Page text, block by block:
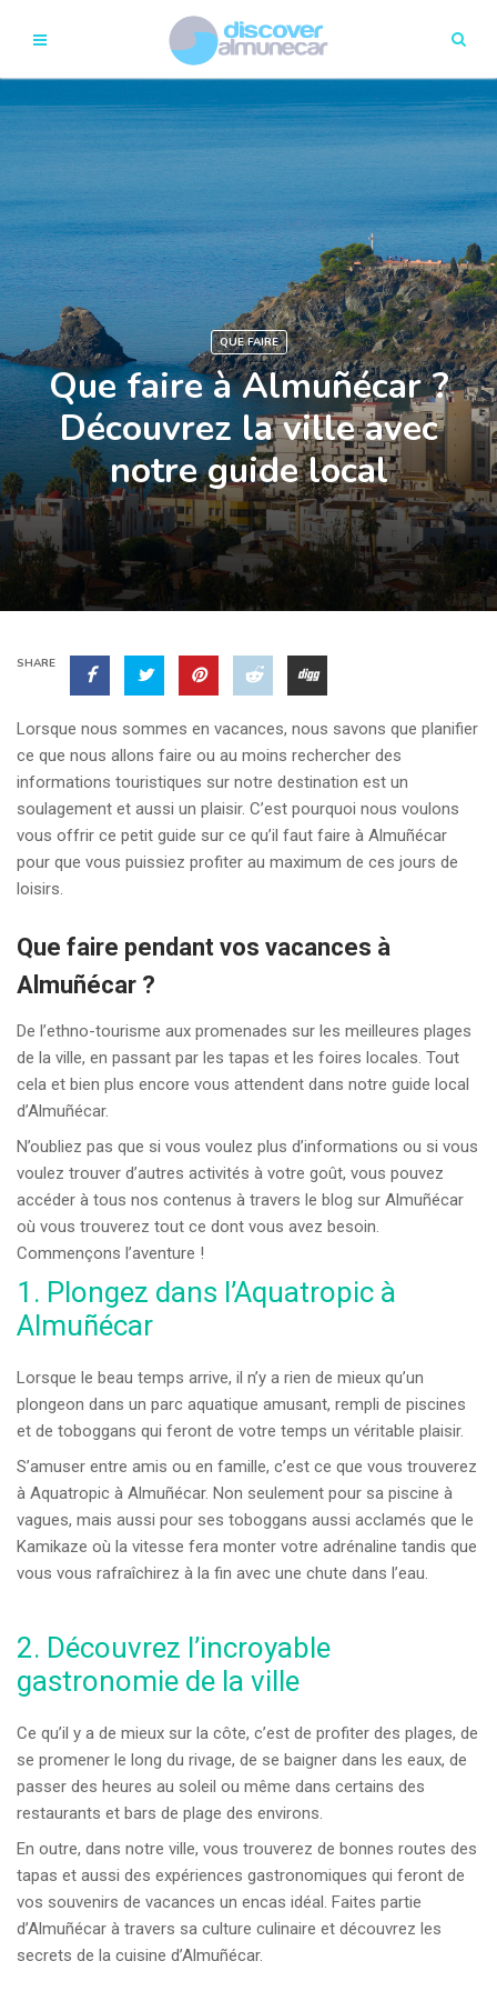
QUE FAIRE
Que faire à Almuñécar ?
Découvrez la ville avec
notre guide local
SHARE
Lorsque nous sommes en vacances, nous savons que planifier
ce que nous allons faire ou au moins rechercher des
informations touristiques sur notre destination est un
soulagement et aussi un plaisir. C’est pourquoi nous voulons
vous offrir ce petit guide sur ce qu’il faut faire à Almuñécar
pour que vous puissiez profiter au maximum de ces jours de
loisirs.
Que faire pendant vos vacances à
Almuñécar ?
De l’ethno-tourisme aux promenades sur les meilleures plages
de la ville, en passant par les tapas et les foires locales. Tout
cela et bien plus encore vous attendent dans notre guide local
d’Almuñécar.
N’oubliez pas que si vous voulez plus d’informations ou si vous
voulez trouver d’autres activités à votre goût, vous pouvez
accéder à tous nos contenus à travers le blog sur Almuñécar
où vous trouverez tout ce dont vous avez besoin.
Commençons l’aventure !
1. Plongez dans l’Aquatropic à
Almuñécar
Lorsque le beau temps arrive, il n’y a rien de mieux qu’un
plongeon dans un parc aquatique amusant, rempli de piscines
et de toboggans qui feront de votre temps un véritable plaisir.
S’amuser entre amis ou en famille, c’est ce que vous trouverez
à Aquatropic à Almuñécar. Non seulement pour sa piscine à
vagues, mais aussi pour ses toboggans aussi acclamés que le
Kamikaze où la vitesse fera monter votre adrénaline tandis que
vous vous rafraîchirez à la fin avec une chute dans l’eau.
2. Découvrez l’incroyable
gastronomie de la ville
Ce qu’il y a de mieux sur la côte, c’est de profiter des plages, de
se promener le long du rivage, de se baigner dans les eaux, de
passer des heures au soleil ou même dans certains des
restaurants et bars de plage des environs.
En outre, dans notre ville, vous trouverez de bonnes routes des
tapas et aussi des expériences gastronomiques qui feront de
vos souvenirs de vacances un encas idéal. Faites partie
d’Almuñécar à travers sa culture culinaire et découvrez les
secrets de la cuisine d’Almuñécar.